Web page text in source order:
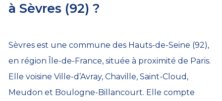
à Sèvres (92) ?
Sèvres est une commune des Hauts-de-Seine (92),
en région Île-de-France, située à proximité de Paris.
Elle voisine Ville-d’Avray, Chaville, Saint-Cloud,
Meudon et Boulogne-Billancourt. Elle compte